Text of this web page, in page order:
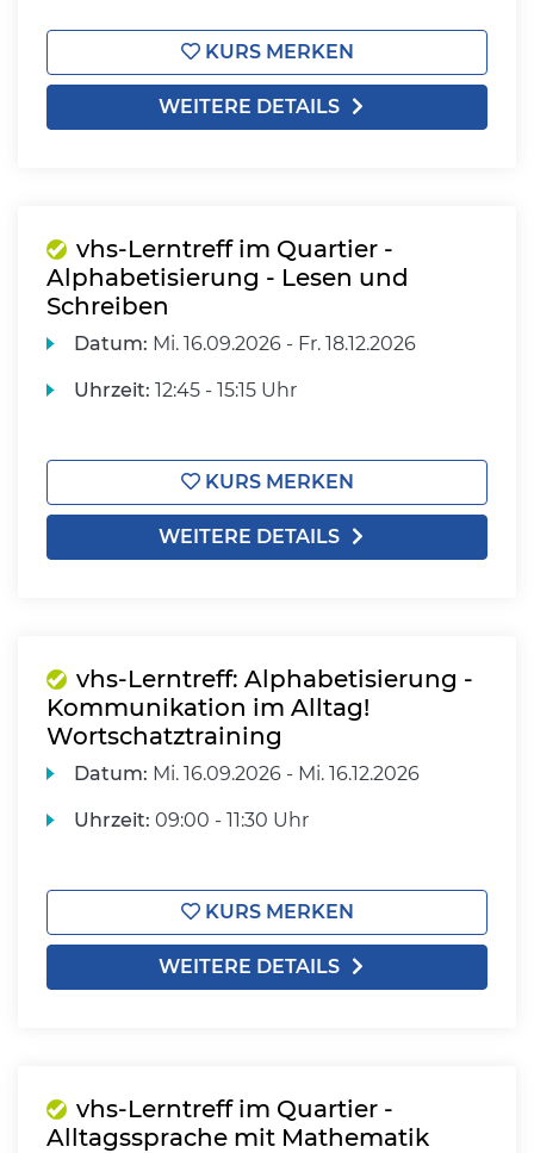
KURS MERKEN
WEITERE DETAILS
vhs-Lerntreff im Quartier -
Alphabetisierung - Lesen und
Schreiben
Datum: Mi. 16.09.2026 - Fr. 18.12.2026
Uhrzeit: 12:45 - 15:15 Uhr
KURS MERKEN
WEITERE DETAILS
vhs-Lerntreff: Alphabetisierung -
Kommunikation im Alltag!
Wortschatztraining
Datum: Mi. 16.09.2026 - Mi. 16.12.2026
Uhrzeit: 09:00 - 11:30 Uhr
KURS MERKEN
WEITERE DETAILS
vhs-Lerntreff im Quartier -
Alltagssprache mit Mathematik